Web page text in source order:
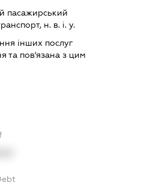
пасажирський
н. в. і. у.
інших послуг
та пов'язана з цим